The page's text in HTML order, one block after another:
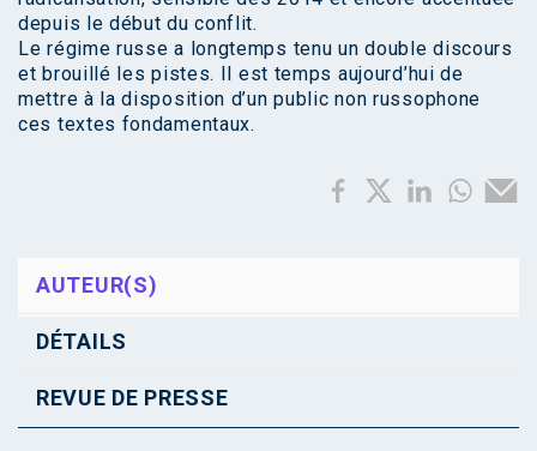
depuis le début du conflit.
Le régime russe a longtemps tenu un double discours
et brouillé les pistes. Il est temps aujourd’hui de
mettre à la disposition d’un public non russophone
ces textes fondamentaux.
AUTEUR(S)
DÉTAILS
REVUE DE PRESSE